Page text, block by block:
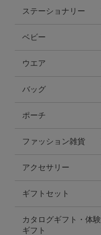
ファブリック
グリーン
バス＆ビューティー
バス＆ビューティー
タオル
ウエア＆バッグ
ウエア
ステーショナリー
ベビー
ウエア
バッグ
ポーチ
ファッション雑貨
アクセサリー
ギフトセット
カタログギフト・体験
ギフト